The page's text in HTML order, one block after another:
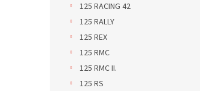
125 RACING 42
125 RALLY
125 REX
125 RMC
125 RMC II.
125 RS